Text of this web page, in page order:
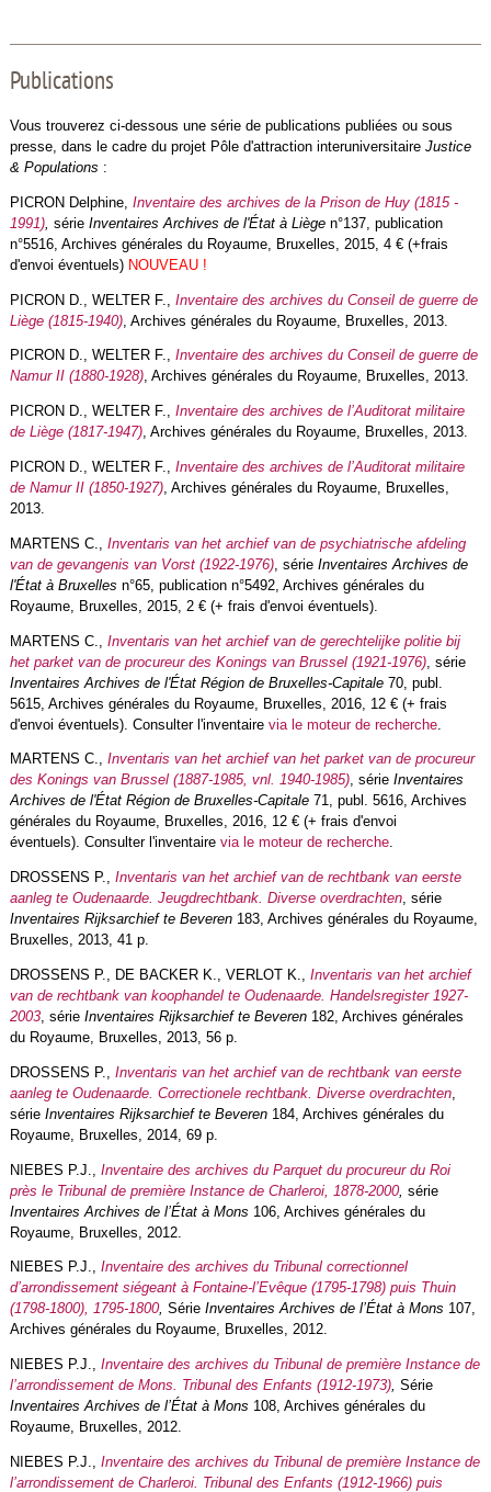
Publications
Vous trouverez ci-dessous une série de publications publiées ou sous
presse, dans le cadre du projet Pôle d'attraction interuniversitaire Justice
& Populations :
PICRON Delphine, Inventaire des archives de la Prison de Huy (1815 -
1991), série Inventaires Archives de l'État à Liège n°137, publication
n°5516, Archives générales du Royaume, Bruxelles, 2015, 4 € (+frais
d'envoi éventuels) NOUVEAU !
PICRON D., WELTER F., Inventaire des archives du Conseil de guerre de
Liège (1815-1940), Archives générales du Royaume, Bruxelles, 2013.
PICRON D., WELTER F., Inventaire des archives du Conseil de guerre de
Namur II (1880-1928), Archives générales du Royaume, Bruxelles, 2013.
PICRON D., WELTER F., Inventaire des archives de l’Auditorat militaire
de Liège (1817-1947), Archives générales du Royaume, Bruxelles, 2013.
PICRON D., WELTER F., Inventaire des archives de l’Auditorat militaire
de Namur II (1850-1927), Archives générales du Royaume, Bruxelles,
2013.
MARTENS C., Inventaris van het archief van de psychiatrische afdeling
van de gevangenis van Vorst (1922-1976), série Inventaires Archives de
l'État à Bruxelles n°65, publication n°5492, Archives générales du
Royaume, Bruxelles, 2015, 2 € (+ frais d'envoi éventuels).
MARTENS C., Inventaris van het archief van de gerechtelijke politie bij
het parket van de procureur des Konings van Brussel (1921-1976), série
Inventaires Archives de l'État Région de Bruxelles-Capitale 70, publ.
5615, Archives générales du Royaume, Bruxelles, 2016, 12 € (+ frais
d'envoi éventuels). Consulter l'inventaire via le moteur de recherche.
MARTENS C., Inventaris van het archief van het parket van de procureur
des Konings van Brussel (1887-1985, vnl. 1940-1985), série Inventaires
Archives de l'État Région de Bruxelles-Capitale 71, publ. 5616, Archives
générales du Royaume, Bruxelles, 2016, 12 € (+ frais d'envoi
éventuels). Consulter l'inventaire via le moteur de recherche.
DROSSENS P., Inventaris van het archief van de rechtbank van eerste
aanleg te Oudenaarde. Jeugdrechtbank. Diverse overdrachten, série
Inventaires Rijksarchief te Beveren183, Archives générales du Royaume,
Bruxelles, 2013, 41 p.
DROSSENS P., DE BACKER K., VERLOT K., Inventaris van het archief
van de rechtbank van koophandel te Oudenaarde. Handelsregister 1927-
2003, série Inventaires Rijksarchief te Beveren182, Archives générales
du Royaume, Bruxelles, 2013, 56 p.
DROSSENS P.,
Inventaris van het archief van de rechtbank van eerste
aanleg te Oudenaarde. Correctionele rechtbank. Diverse overdrachten,
série Inventaires Rijksarchief te Beveren184, Archives générales du
Royaume, Bruxelles, 2014, 69 p.
NIEBES P.J., Inventaire des archives du Parquet du procureur du Roi
près le Tribunal de première Instance de Charleroi, 1878-2000, série
Inventaires Archives de l’État à Mons 106, Archives générales du
Royaume, Bruxelles, 2012.
NIEBES P.J., Inventaire des archives du Tribunal correctionnel
d’arrondissement siégeant à Fontaine-l’Evêque (1795-1798) puis Thuin
(1798-1800), 1795-1800, Série Inventaires Archives de l’État à Mons 107,
Archives générales du Royaume, Bruxelles, 2012.
NIEBES P.J., Inventaire des archives du Tribunal de première Instance de
l’arrondissement de Mons. Tribunal des Enfants (1912-1973), Série
Inventaires Archives de l’État à Mons 108, Archives générales du
Royaume, Bruxelles, 2012.
NIEBES P.J., Inventaire des archives du Tribunal de première Instance de
l’arrondissement de Charleroi. Tribunal des Enfants (1912-1966) puis